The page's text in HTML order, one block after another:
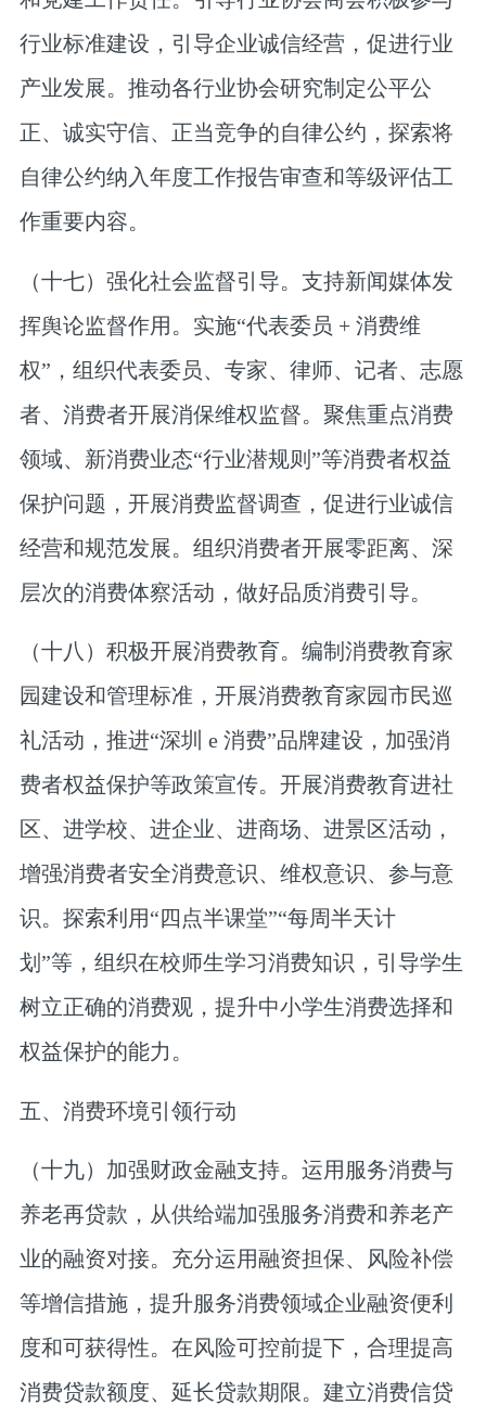
行业标准建设，引导企业诚信经营，促进行业
产业发展。推动各行业协会研究制定公平公
正、诚实守信、正当竞争的自律公约，探索将
自律公约纳入年度工作报告审查和等级评估工
作重要内容。
（十七）强化社会监督引导。 支持新闻媒体发
挥舆论监督作用。实施“代表委员 + 消费维
权”，组织代表委员、专家、律师、记者、志愿
者、消费者开展消保维权监督。聚焦重点消费
领域、新消费业态“行业潜规则”等消费者权益
保护问题，开展消费监督调查，促进行业诚信
经营和规范发展。组织消费者开展零距离、深
层次的消费体察活动，做好品质消费引导。
（十八）积极开展消费教育。 编制消费教育家
园建设和管理标准，开展消费教育家园市民巡
礼活动，推进“深圳 e 消费”品牌建设，加强消
费者权益保护等政策宣传。开展消费教育进社
区、进学校、进企业、进商场、进景区活动，
增强消费者安全消费意识、维权意识、参与意
识。探索利用“四点半课堂”“每周半天计
划”等，组织在校师生学习消费知识，引导学生
树立正确的消费观，提升中小学生消费选择和
权益保护的能力。
五、消费环境引领行动
（十九）加强财政金融支持。 运用服务消费与
养老再贷款，从供给端加强服务消费和养老产
业的融资对接。充分运用融资担保、风险补偿
等增信措施，提升服务消费领域企业融资便利
度和可获得性。在风险可控前提下，合理提高
消费贷款额度、延长贷款期限。建立消费信贷